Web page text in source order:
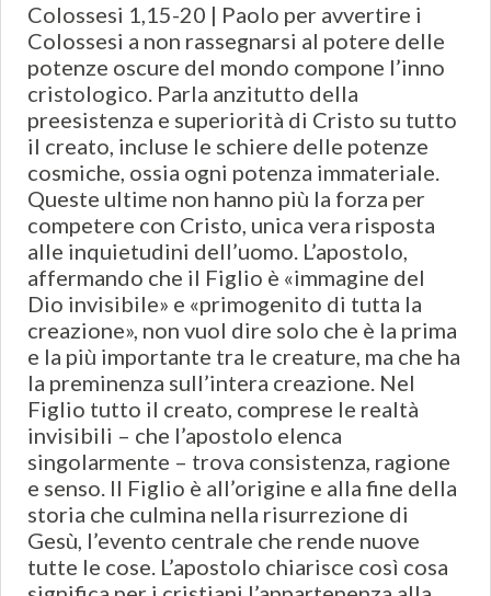
Colossesi 1,15-20 | Paolo per avvertire i
Colossesi a non rassegnarsi al potere delle
potenze oscure del mondo compone l’inno
cristologico. Parla anzitutto della
preesistenza e superiorità di Cristo su tutto
il creato, incluse le schiere delle potenze
cosmiche, ossia ogni potenza immateriale.
Queste ultime non hanno più la forza per
competere con Cristo, unica vera risposta
alle inquietudini dell’uomo. L’apostolo,
affermando che il Figlio è «immagine del
Dio invisibile» e «primogenito di tutta la
creazione», non vuol dire solo che è la prima
e la più importante tra le creature, ma che ha
la preminenza sull’intera creazione. Nel
Figlio tutto il creato, comprese le realtà
invisibili – che l’apostolo elenca
singolarmente – trova consistenza, ragione
e senso. Il Figlio è all’origine e alla fine della
storia che culmina nella risurrezione di
Gesù, l’evento centrale che rende nuove
tutte le cose. L’apostolo chiarisce così cosa